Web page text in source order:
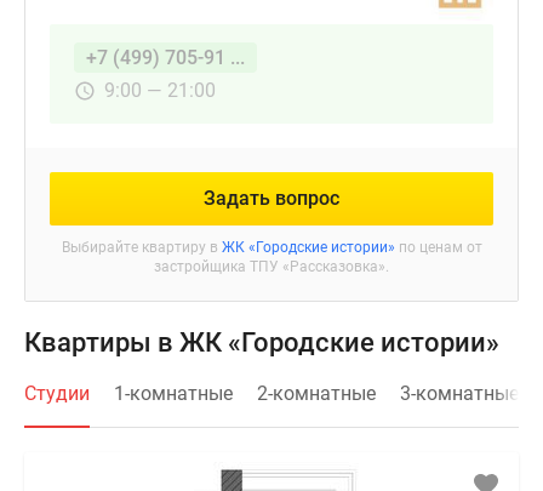
+7 (499) 705-91 ...
9:00 — 21:00
Задать вопрос
Выбирайте квартиру в ЖК «Городские истории» по ценам от
застройщика ТПУ «Рассказовка».
Квартиры в ЖК «Городские истории»
Студии 1-комнатные 2-комнатные 3-комнатные